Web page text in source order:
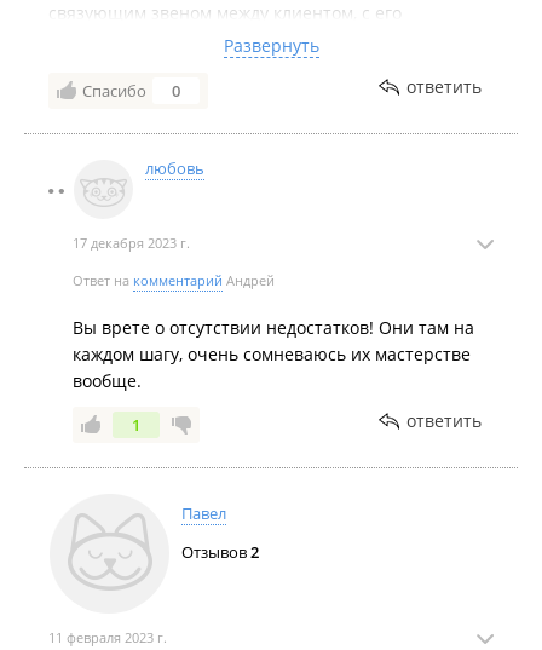
связующим звеном между клиентом, с его
вопросами и мастерами, с их компетенциями и
возможностями. От этого происходили некоторые
тёрки. Но нынешняя команда, как мне показалась,
Развернуть
Спасибо 0 ответить
любовь
17 декабря 2023 г.
Ответ на комментарий Андрей
Вы врете о отсутствии недостатков! Они там на
каждом шагу, очень сомневаюсь их мастерстве
вообще.
1 ответить
Павел
Отзывов2
11 февраля 2023 г.